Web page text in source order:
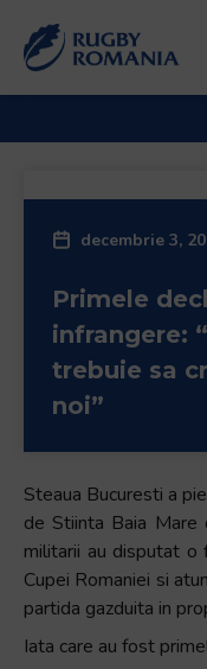
decembrie 3,
Primele
infrangere:
trebuie sa
noi”
Steaua Bucuresti a
de Stiinta Baia
militarii au disputat o
Cupei Romaniei si
partida gazduita in
Iata care au fost